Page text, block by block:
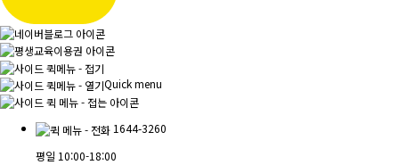
Quick menu
1644-3260
평일 10:00-18:00